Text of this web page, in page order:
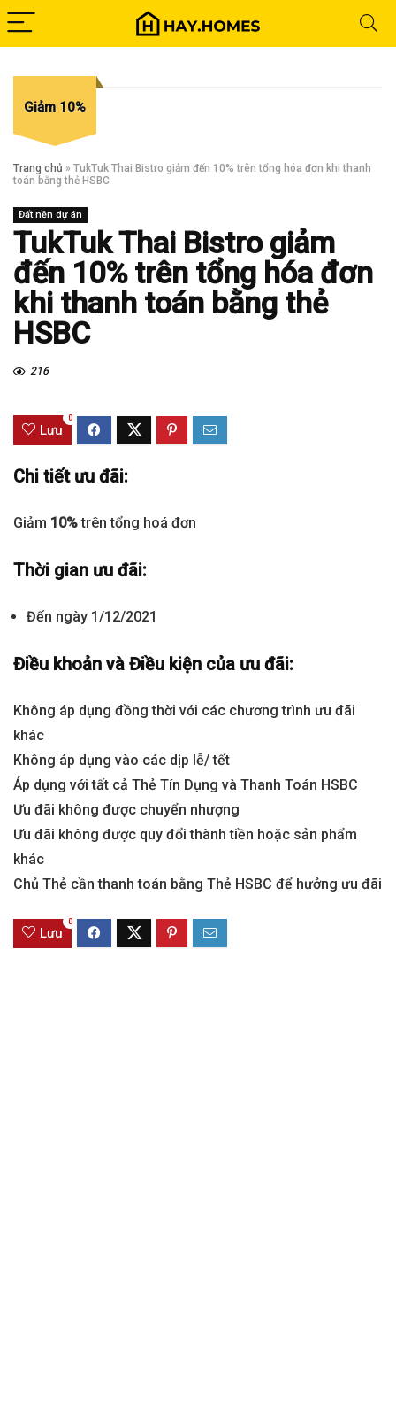
Giảm 10%
Trang chủ » TukTuk Thai Bistro giảm đến 10% trên tổng hóa đơn khi thanh
toán bằng thẻ HSBC
Đất nền dự án
TukTuk Thai Bistro giảm
đến 10% trên tổng hóa đơn
khi thanh toán bằng thẻ
HSBC
216
Lưu
0
Chi tiết ưu đãi:
Giảm 10%trên tổng hoá đơn
Thời gian ưu đãi:
Đến ngày 1/12/2021
Điều khoản và Điều kiện của ưu đãi:
Không áp dụng đồng thời với các chương trình ưu đãi
khác
Không áp dụng vào các dịp lễ/ tết
Áp dụng với tất cả Thẻ Tín Dụng và Thanh Toán HSBC
Ưu đãi không được chuyển nhượng
Ưu đãi không được quy đổi thành tiền hoặc sản phẩm
khác
Chủ Thẻ cần thanh toán bằng Thẻ HSBC để hưởng ưu đãi
Lưu
0